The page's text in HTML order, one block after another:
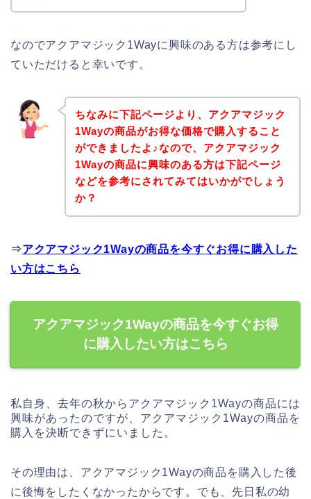
なのでアクアマジック1Wayに興味のある方は参考にし
ていただけると幸いです。
ちなみに下記ページより、アクアマジック
1Wayの商品がお得な価格で購入すること
ができましたよ♪なので、アクアマジック
1Wayの商品に興味のある方は下記ページ
などを参考にされてみてはいかがでしょう
か？
⇒アクアマジック1Wayの商品を今すぐお得に購入した
い方はこちら
アクアマジック1Wayの商品を今すぐお得
に購入したい方はこちら
私自身、去年の秋からアクアマジック1Wayの商品には
興味があったのですが、アクアマジック1Wayの商品を
購入を決断できずにいました。
その理由は、アクアマジック1Wayの商品を購入した後
に後悔をしたくなかったからです。でも、先日私の幼